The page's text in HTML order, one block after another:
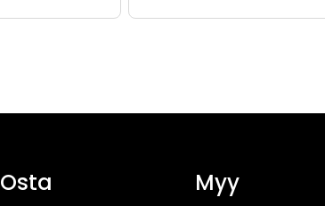
Osta Myy